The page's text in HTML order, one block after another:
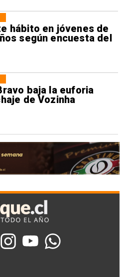
hábito en jóvenes de
según encuesta del
baja la euforia
de Vozinha